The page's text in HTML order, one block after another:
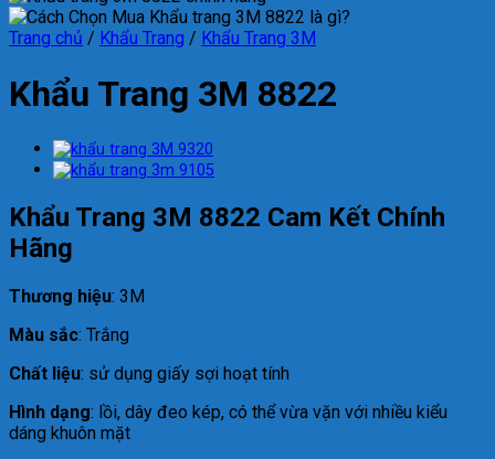
Trang chủ / Khẩu Trang / Khẩu Trang 3M
Khẩu Trang 3M 8822
Khẩu Trang 3M 8822 Cam Kết Chính
Hãng
Thương hiệu: 3M
Màu sắc: Trắng
Chất liệu: sử dụng giấy sợi hoạt tính
Hình dạng: lồi, dây đeo kép, có thể vừa vặn với nhiều kiểu
dáng khuôn mặt